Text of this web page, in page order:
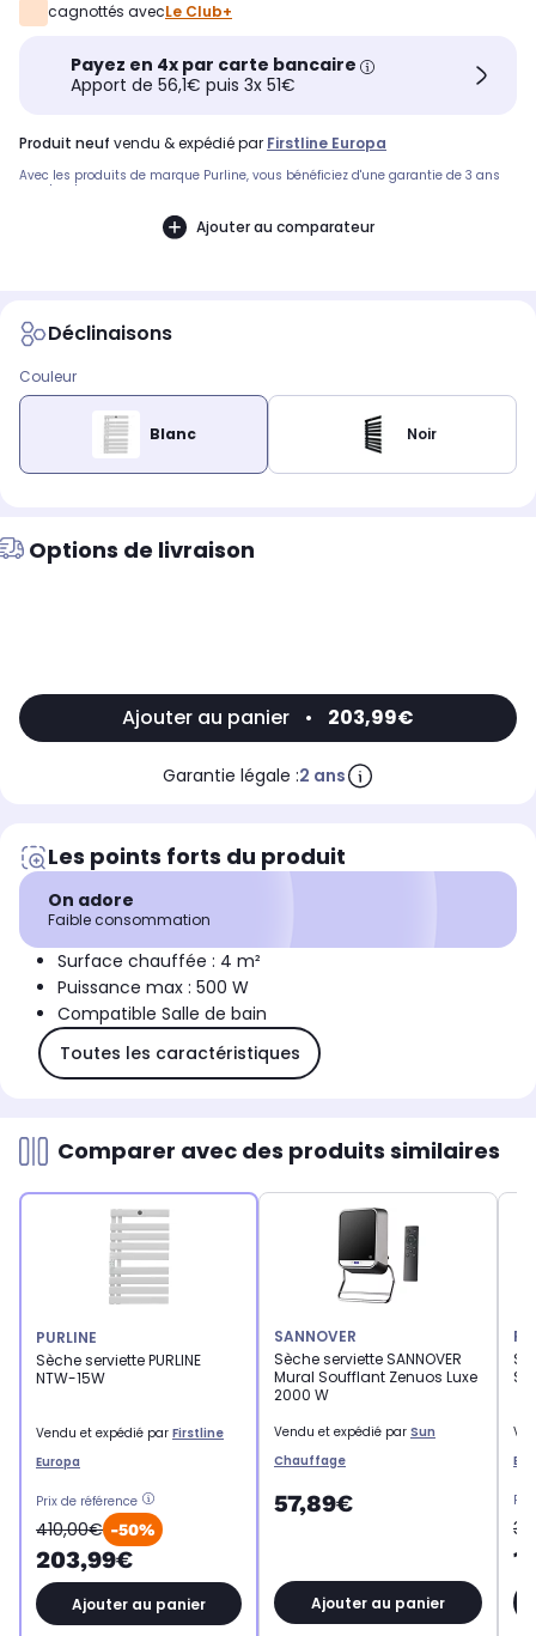
cagnottés avecLe Club+
Payez en 4x par carte bancaire
Apport de 56,1€ puis 3x 51€
produit neuf vendu & expédié par Firstline Europa
Avec les produits de marque Purline, vous bénéficiez d'une garantie de 3 ans
constructeur.
Ajouter au comparateur
Déclinaisons
Couleur
Blanc Noir
Options de livraison
Ajouter au panier • 203,99€
Garantie légale :2 ans
Les points forts du produit
On adore
Faible consommation
Surface chauffée : 4 m²
Puissance max : 500 W
Compatible Salle de bain
Toutes les caractéristiques
Comparer avec des produits similaires
PURLINE
Sèche serviette PURLINE
NTW-15W
Vendu et expédié par Firstline
Europa
Prix de référence
410,00€ -50%
203,99€
Ajouter au panier
SANNOVER
Sèche serviette SANNOVER
Mural Soufflant Zenuos Luxe
2000 W
Vendu et expédié par Sun
Chauffage
57,89€
Ajouter au panier